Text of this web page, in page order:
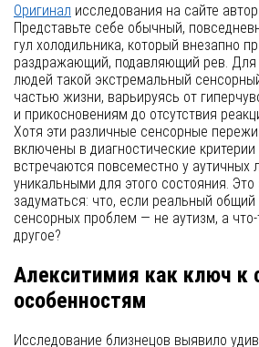
Оригинал исследования на сайте
Представьте себе обычный,
гул холодильника, который внезапно
раздражающий, подавляющий рев. Для
людей такой экстремальный
частью жизни, варьируясь от
и прикосновениям до отсутствия
Хотя эти различные сенсорные
включены в диагностические
встречаются повсеместно у аутичных
уникальными для этого состояния.
задуматься: что, если реальный общий
сенсорных проблем — не аутизм, а
другое?
Алекситимия как ключ к
особенностям
Исследование близнецов выявило